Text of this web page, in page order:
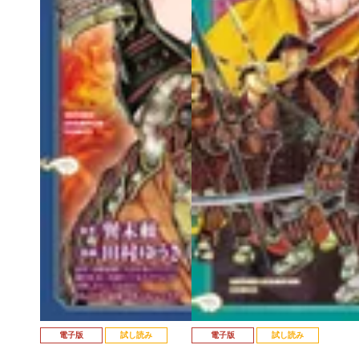
電子版 試し読み 電子版 試し読み